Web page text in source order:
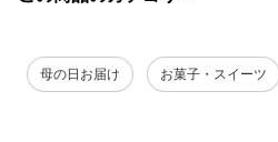
母の日お届け お菓子・スイーツ